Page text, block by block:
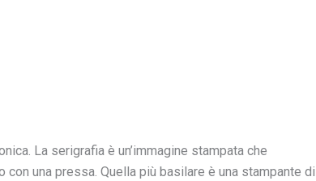
La serigrafia è un’immagine stampata che
una pressa. Quella più basilare è una stampante di